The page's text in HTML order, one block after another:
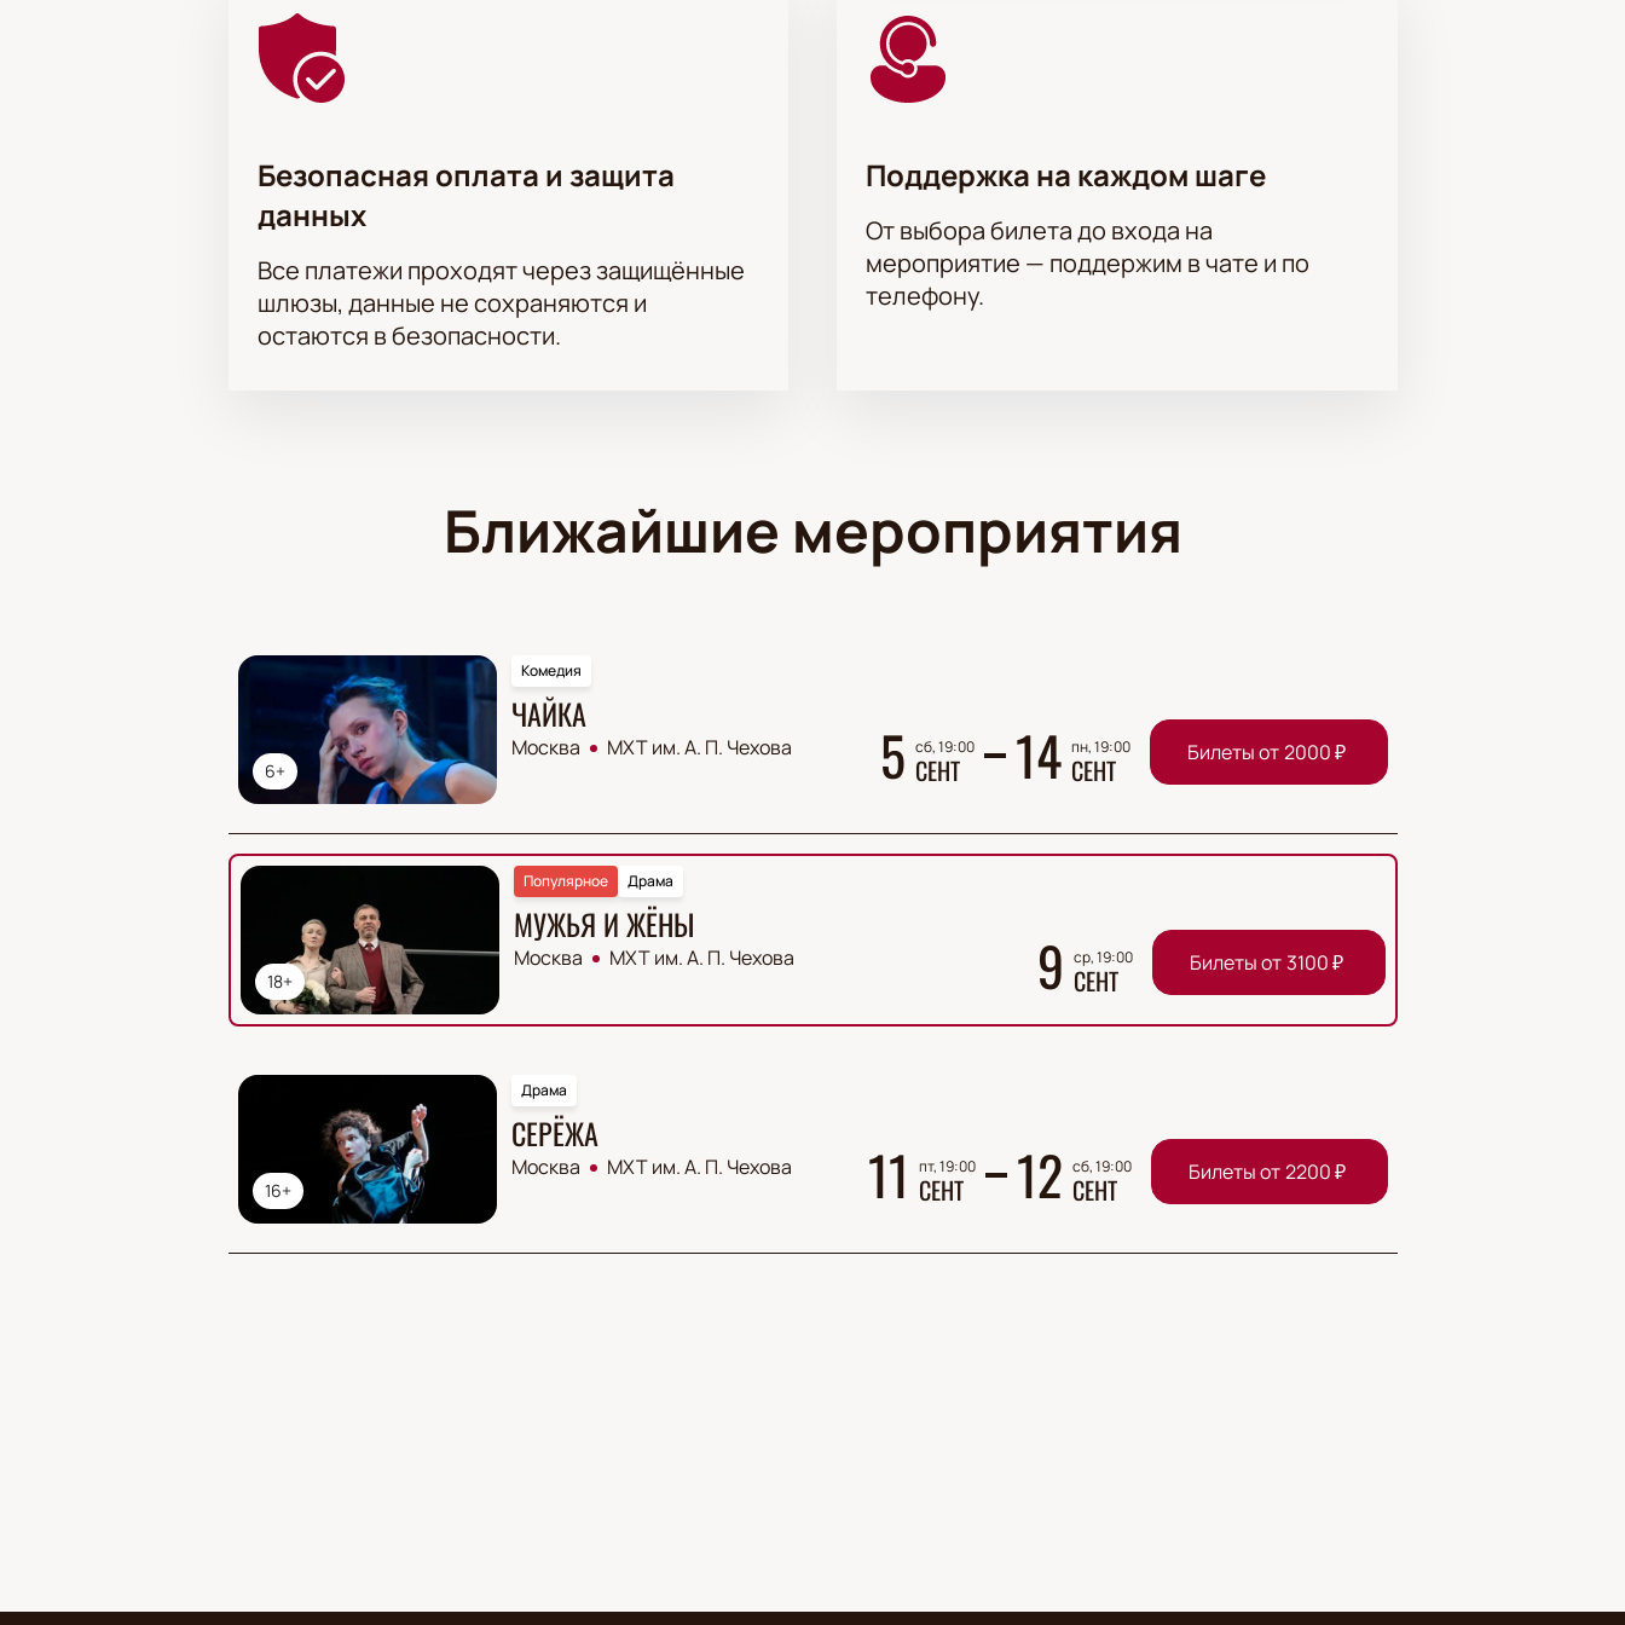
консультацию. Забронируйте билеты онлайн или по телефону.
Безопасная оплата и защита
данных
Все платежи проходят через защищённые
шлюзы, данные не сохраняются и
остаются в безопасности.
Поддержка на каждом шаге
От выбора билета до входа на
мероприятие — поддержим в чате и по
телефону.
Ближайшие мероприятия
6+
Комедия
ЧАЙКА
Москва МХТ им. А. П. Чехова 5 сб, 19:00
СЕНТ 14 пн, 19:00
СЕНТ Билеты от 2000₽
18+
Драма
Популярное
МУЖЬЯ И ЖЁНЫ
Москва МХТ им. А. П. Чехова 9 ср, 19:00
СЕНТ Билеты от 3100₽
16+
Драма
СЕРЁЖА
Москва МХТ им. А. П. Чехова 11 пт, 19:00
СЕНТ 12 сб, 19:00
СЕНТ Билеты от 2200₽